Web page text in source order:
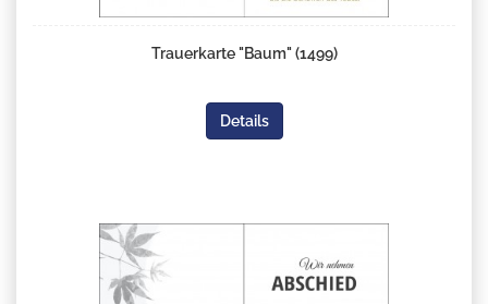
Trauerkarte "Baum" (1499)
Details